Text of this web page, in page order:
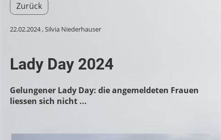
Zurück
22.02.2024, Silvia Niederhauser
Lady Day 2024
Gelungener Lady Day: die angemeldeten Frauen
liessen sich nicht ...